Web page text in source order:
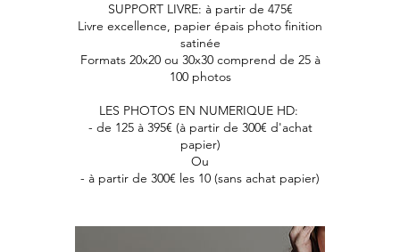
SUPPORT LIVRE: à partir de 475€
Livre excellence, papier épais photo finition
satinée
Formats 20x20 ou 30x30 comprend de 25 à
100 photos
LES PHOTOS EN NUMERIQUE HD:
- de 125 à 395€ (à partir de 300€ d'achat
papier)
Ou
- à partir de 300€ les 10 (sans achat papier)